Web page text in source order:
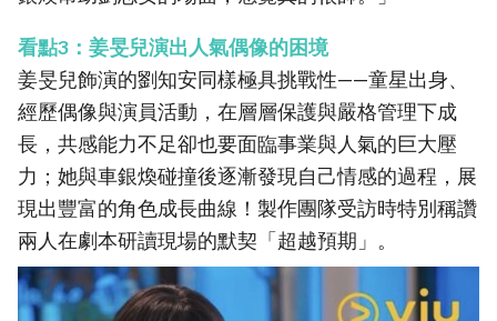
看點3：姜旻兒演出人氣偶像的困境
姜旻兒飾演的劉知安同樣極具挑戰性——童星出身、
經歷偶像與演員活動，在層層保護與嚴格管理下成
長，共感能力不足卻也要面臨事業與人氣的巨大壓
力；她與車銀煥碰撞後逐漸發現自己情感的過程，展
現出豐富的角色成長曲線！製作團隊受訪時特別稱讚
兩人在劇本研讀現場的默契「超越預期」。